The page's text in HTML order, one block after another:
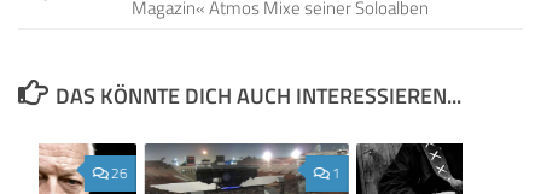
Magazin« Atmos Mixe seiner Soloalben
DAS KÖNNTE DICH AUCH INTERESSIEREN...
1
26